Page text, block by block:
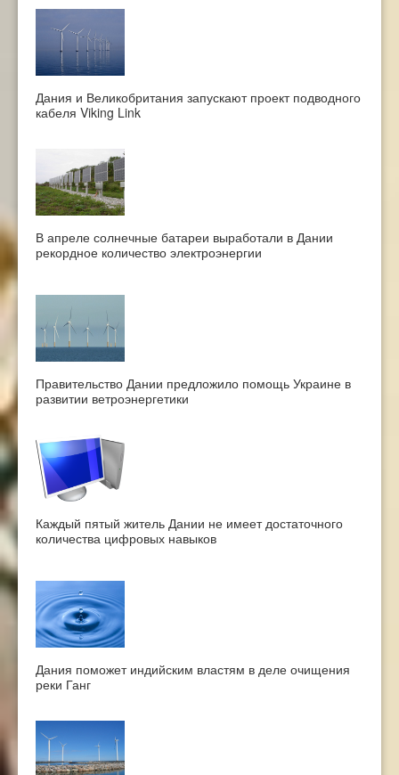
Дания и Великобритания запускают проект подводного
кабеля Viking Link
В апреле солнечные батареи выработали в Дании
рекордное количество электроэнергии
Правительство Дании предложило помощь Украине в
развитии ветроэнергетики
Каждый пятый житель Дании не имеет достаточного
количества цифровых навыков
Дания поможет индийским властям в деле очищения
реки Ганг